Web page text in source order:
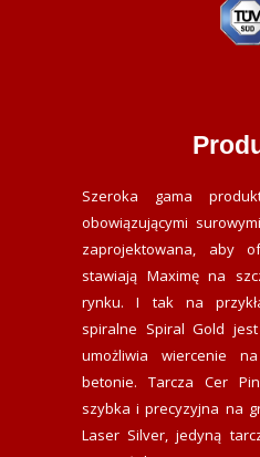
Szeroka gama
obowiązującymi
zaprojektowana, aby
stawiają Maximę na
rynku. I tak na
spiralne Spiral Gold
umożliwia wiercenie
betonie. Tarcza Cer
szybka i precyzyjna na
Laser Silver, jedyną